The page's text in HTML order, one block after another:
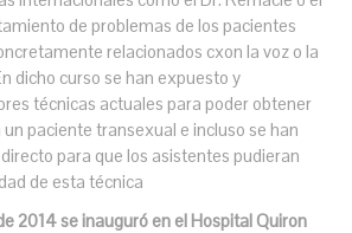
de problemas de los pacientes
relacionados cxon la voz o la
dicho curso se han expuesto y
técnicas actuales para poder obtener
paciente transexual e incluso se han
para que los asistentes pudieran
de esta técnica
2014 se inauguró en el Hospital Quiron